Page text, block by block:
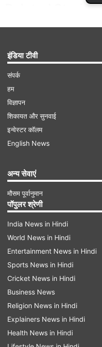
Stories
फायदा
प्रधानमंत्री किसान सम्मान
केंद्र सरकार द्वारा 2019
के तहत दो हेक्टेयर तक की
को सरकार की तरफ से साल
6000 रुपये की आर्थिक
इंडिया टीवी
संपर्क
हम
विज्ञापन
शिकायत और सुनवाई
इन्वेस्टर कॉलम
English News
अन्य सेवाएं
मौसम पूर्वानुमान
पॉपुलर श्रेणी
India News in Hindi
World News in Hindi
Entertainment News in Hindi
Sports News in Hindi
Cricket News in Hindi
Business News
Religion News in Hindi
Explainers News in Hindi
Health News in Hindi